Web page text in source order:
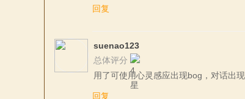
回复
suenao123
总体评分
用了可使用心灵感应出现bog，对话出
回复